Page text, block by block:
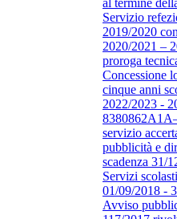
Servizio
2019/2020
2020/2021 –
proroga
Concessione
cinque anni
2022/2023 -
servizio
pubblicità e
scadenza 31/
Servizi
01/09/2018 -
Avviso